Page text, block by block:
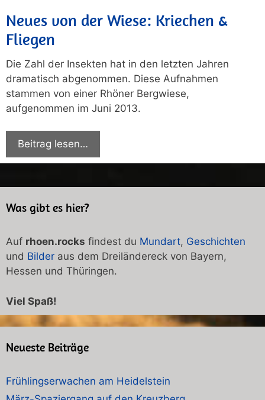
Neues von der Wiese: Kriechen &
Fliegen
Die Zahl der Insekten hat in den letzten Jahren
dramatisch abgenommen. Diese Aufnahmen
stammen von einer Rhöner Bergwiese,
aufgenommen im Juni 2013.
Beitrag lesen…
Was gibt es hier?
Auf rhoen.rocks findest du Mundart, Geschichten
und Bilder aus dem Dreiländereck von Bayern,
Hessen und Thüringen.
Viel Spaß!
Neueste Beiträge
Frühlingserwachen am Heidelstein